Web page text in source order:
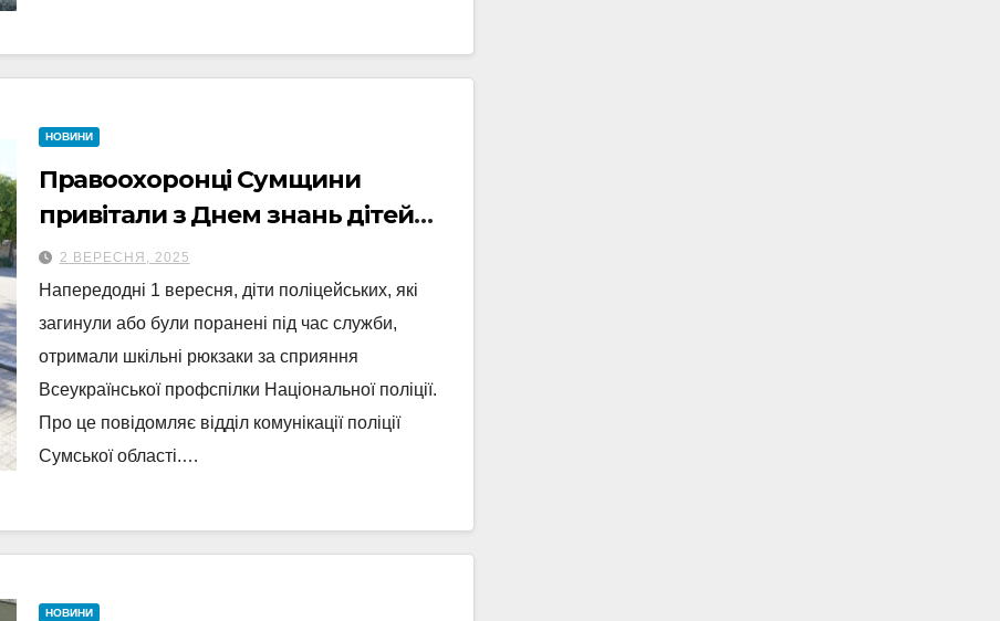
НОВИНИ
Правоохоронці Сумщини
привітали з Днем знань дітей
загиблих і поранених колег
2 ВЕРЕСНЯ, 2025
Напередодні 1 вересня, діти поліцейських, які
загинули або були поранені під час служби,
отримали шкільні рюкзаки за сприяння
Всеукраїнської профспілки Національної поліції.
Про це повідомляє відділ комунікації поліції
Сумської області.…
НОВИНИ